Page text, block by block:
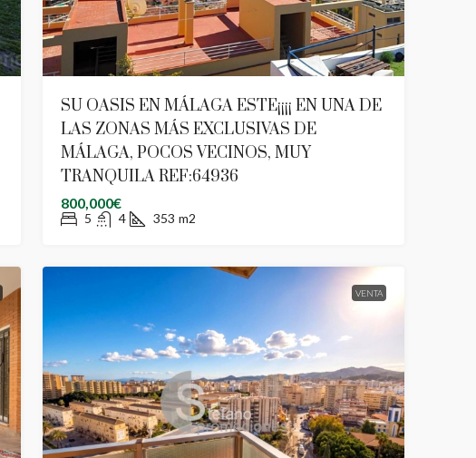
SU OASIS EN MÁLAGA ESTE¡¡¡¡ EN UNA DE
LAS ZONAS MÁS EXCLUSIVAS DE
MÁLAGA, POCOS VECINOS, MUY
TRANQUILA REF:64936
800,000€
5 4 353 m2
VENTA